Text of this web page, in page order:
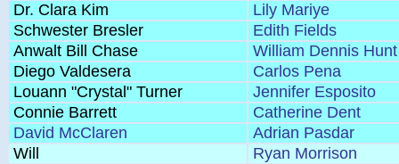
Dr. Clara Kim
Lily Mariye
Schwester Bresler
Edith Fields
Anwalt Bill Chase
William Dennis Hunt
Diego Valdesera
Carlos Pena
Louann "Crystal" Turner
Jennifer Esposito
Connie Barrett
Catherine Dent
David McClaren
Adrian Pasdar
Will
Ryan Morrison